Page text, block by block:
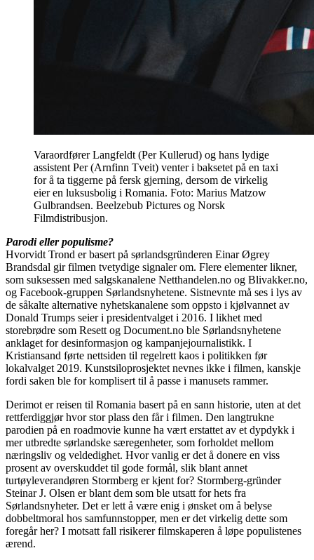
Varaordfører Langfeldt (Per Kullerud) og hans lydige
assistent Per (Arnfinn Tveit) venter i baksetet på en taxi
for å ta tiggerne på fersk gjerning, dersom de virkelig
eier en luksusbolig i Romania. Foto: Marius Matzow
Gulbrandsen. Beelzebub Pictures og Norsk
Filmdistribusjon.
Parodi eller populisme?
Hvorvidt Trond er basert på sørlandsgründeren Einar Øgrey
Brandsdal gir filmen tvetydige signaler om. Flere elementer likner,
som suksessen med salgskanalene Netthandelen.no og Blivakker.no,
og Facebook-gruppen Sørlandsnyhetene. Sistnevnte må ses i lys av
de såkalte alternative nyhetskanalene som oppsto i kjølvannet av
Donald Trumps seier i presidentvalget i 2016. I likhet med
storebrødre som Resett og Document.no ble Sørlandsnyhetene
anklaget for desinformasjon og kampanjejournalistikk. I
Kristiansand førte nettsiden til regelrett kaos i politikken før
lokalvalget 2019. Kunstsiloprosjektet nevnes ikke i filmen, kanskje
fordi saken ble for komplisert til å passe i manusets rammer.
Derimot er reisen til Romania basert på en sann historie, uten at det
rettferdiggjør hvor stor plass den får i filmen. Den langtrukne
parodien på en roadmovie kunne ha vært erstattet av et dypdykk i
mer utbredte sørlandske særegenheter, som forholdet mellom
næringsliv og veldedighet. Hvor vanlig er det å donere en viss
prosent av overskuddet til gode formål, slik blant annet
turtøyleverandøren Stormberg er kjent for? Stormberg-gründer
Steinar J. Olsen er blant dem som ble utsatt for hets fra
Sørlandsnyheter. Det er lett å være enig i ønsket om å belyse
dobbeltmoral hos samfunnstopper, men er det virkelig dette som
foregår her? I motsatt fall risikerer filmskaperen å løpe populistenes
ærend.